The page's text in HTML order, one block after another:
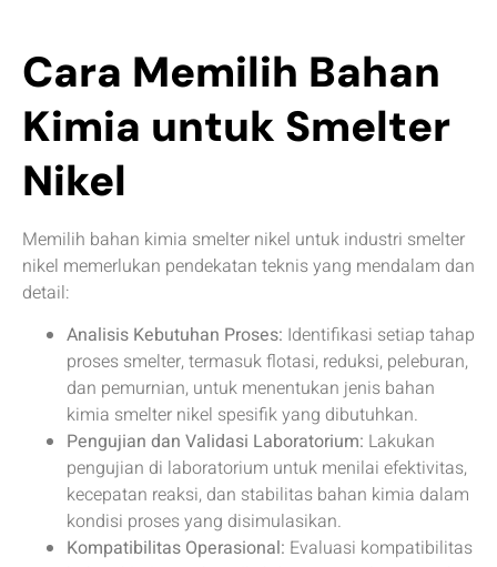
Cara Memilih Bahan
Kimia untuk Smelter
Nikel
Memilih bahan kimia smelter nikel untuk industri smelter
nikel memerlukan pendekatan teknis yang mendalam dan
detail:
Analisis Kebutuhan Proses: Identifikasi setiap tahap
proses smelter, termasuk flotasi, reduksi, peleburan,
dan pemurnian, untuk menentukan jenis bahan
kimia smelter nikel spesifik yang dibutuhkan.
Pengujian dan Validasi Laboratorium: Lakukan
pengujian di laboratorium untuk menilai efektivitas,
kecepatan reaksi, dan stabilitas bahan kimia dalam
kondisi proses yang disimulasikan.
Kompatibilitas Operasional: Evaluasi kompatibilitas